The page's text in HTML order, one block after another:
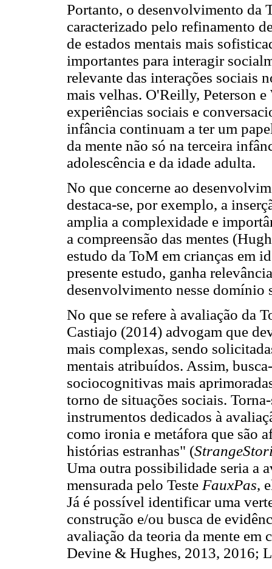
Portanto, o desenvolvimento da
caracterizado pelo refinamento
de estados mentais mais
importantes para interagir
relevante das interações sociais
mais velhas. O'Reilly, Peterson
experiências sociais e
infância continuam a ter um
da mente não só na terceira
adolescência e da idade adulta.
No que concerne ao
destaca-se, por exemplo, a
amplia a complexidade e
a compreensão das mentes
estudo da ToM em crianças em
presente estudo, ganha
desenvolvimento nesse
No que se refere à avaliação da
Castiajo (2014) advogam que
mais complexas, sendo
mentais atribuídos. Assim,
sociocognitivas mais
torno de situações sociais.
instrumentos dedicados à
como ironia e metáfora que são
histórias estranhas" (
Uma outra possibilidade seria a
mensurada pelo Teste FauxPas,
Já é possível identificar uma
construção e/ou busca de
avaliação da teoria da mente em
Devine & Hughes, 2013, 2016;